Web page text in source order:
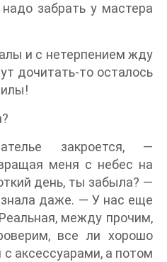
забрать у мастера
и с нетерпением жду
дочитать-то осталось
закроется, —
меня с небес на
день, ты забыла? —
даже. — У нас еще
между прочим,
все ли хорошо
аксессуарами, а потом